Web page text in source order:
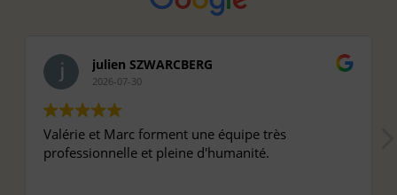
julien SZWARCBERG
2026-07-30
Valérie et Marc forment une équipe très
professionnelle et pleine d'humanité.